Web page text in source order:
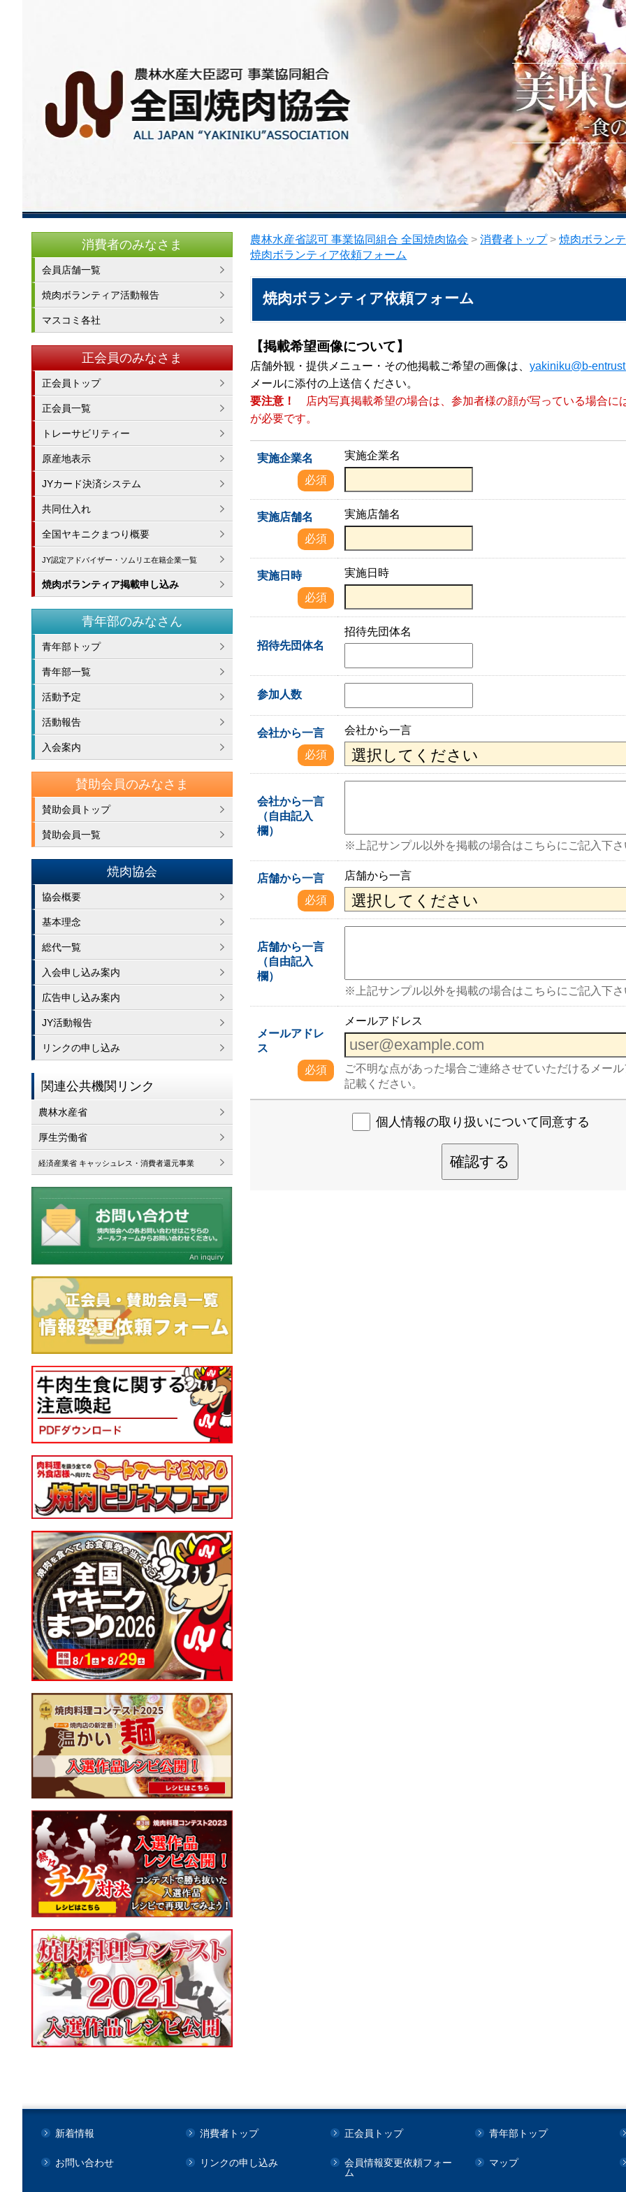
農林水産省認可 事業協同組合 全国焼肉協会 > 消費者トップ > 焼肉ボラン
焼肉ボランティア依頼フォーム
焼肉ボランティア依頼フォーム
【掲載希望画像について】
店舗外観・提供メニュー・その他掲載ご希望の画像は、yakiniku@b-
メールに添付の上送信ください。
要注意！
店内写真掲載希望の場合は、参加者様の顔が写っている場合に
が必要です。
実施企業名
必須
実施企業名
実施店舗名
必須
実施店舗名
実施日時
必須
実施日時
招待先団体名
招待先団体名
参加人数
会社から一言
必須
会社から一言
会社から一言
（自由記入
欄）
※上記サンプル以外を掲載の場合はこちらにご記入下
店舗から一言
必須
店舗から一言
店舗から一言
（自由記入
欄）
※上記サンプル以外を掲載の場合はこちらにご記入下
メールアドレ
ス
必須
メールアドレス
ご不明な点があった場合ご連絡させていただけるメー
記載ください。
個人情報の取り扱いについて同意する
確認する
消費者のみなさま
会員店舗一覧
焼肉ボランティア活動報告
マスコミ各社
正会員のみなさま
正会員トップ
正会員一覧
トレーサビリティー
原産地表示
JYカード決済システム
共同仕入れ
全国ヤキニクまつり概要
JY認定アドバイザー・ソムリエ在籍企業一覧
焼肉ボランティア掲載申し込み
青年部のみなさん
青年部トップ
青年部一覧
活動予定
活動報告
入会案内
賛助会員のみなさま
賛助会員トップ
賛助会員一覧
焼肉協会
協会概要
基本理念
総代一覧
入会申し込み案内
広告申し込み案内
JY活動報告
リンクの申し込み
関連公共機関リンク
農林水産省
厚生労働省
経済産業省 キャッシュレス・消費者還元事業
新着情報 消費者トップ 正会員トップ 青年部トップ
お問い合わせ リンクの申し込み
会員情報変更依頼フォー
ム
マップ